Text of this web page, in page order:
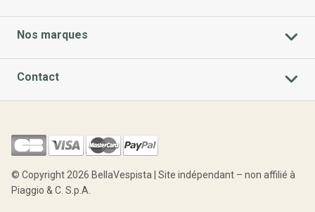
Nos marques
Contact
© Copyright 2026 BellaVespista | Site indépendant – non affilié à
Piaggio & C. S.p.A.